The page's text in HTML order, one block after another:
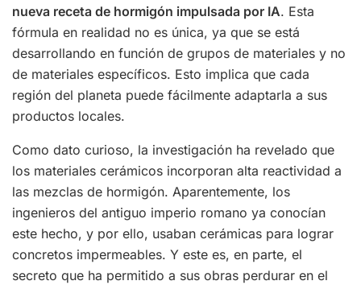
nueva receta de hormigón impulsada por IA. Esta
fórmula en realidad no es única, ya que se está
desarrollando en función de grupos de materiales y no
de materiales específicos. Esto implica que cada
región del planeta puede fácilmente adaptarla a sus
productos locales.
Como dato curioso, la investigación ha revelado que
los materiales cerámicos incorporan alta reactividad a
las mezclas de hormigón. Aparentemente, los
ingenieros del antiguo imperio romano ya conocían
este hecho, y por ello, usaban cerámicas para lograr
concretos impermeables. Y este es, en parte, el
secreto que ha permitido a sus obras perdurar en el